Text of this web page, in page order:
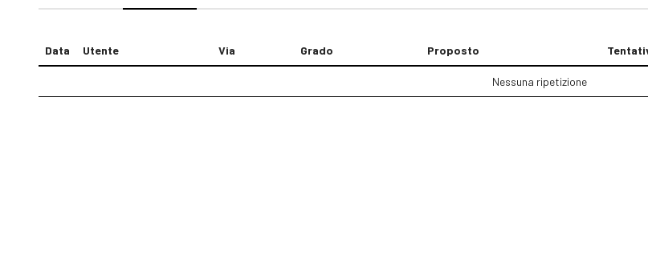
Data Utente Via Grado Proposto
Nessuna ripetizione